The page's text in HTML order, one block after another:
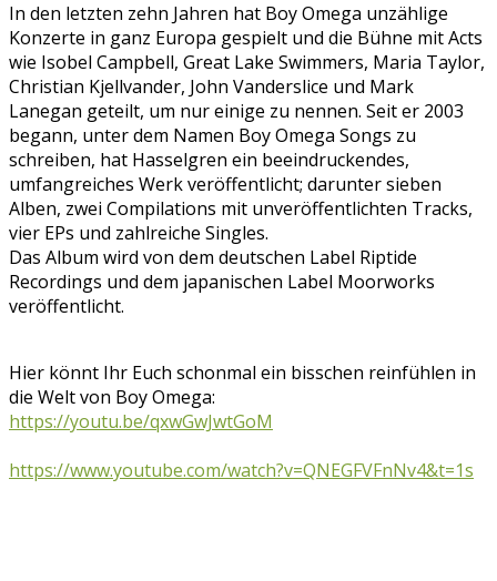
In den letzten zehn Jahren hat Boy Omega unzählige
Konzerte in ganz Europa gespielt und die Bühne mit Acts
wie Isobel Campbell, Great Lake Swimmers, Maria Taylor,
Christian Kjellvander, John Vanderslice und Mark
Lanegan geteilt, um nur einige zu nennen. Seit er 2003
begann, unter dem Namen Boy Omega Songs zu
schreiben, hat Hasselgren ein beeindruckendes,
umfangreiches Werk veröffentlicht; darunter sieben
Alben, zwei Compilations mit unveröffentlichten Tracks,
vier EPs und zahlreiche Singles.
Das Album wird von dem deutschen Label Riptide
Recordings und dem japanischen Label Moorworks
veröffentlicht.
Hier könnt Ihr Euch schonmal ein bisschen reinfühlen in
die Welt von Boy Omega:
https://youtu.be/qxwGwJwtGoM
https://www.youtube.com/watch?v=QNEGFVFnNv4&t=1s